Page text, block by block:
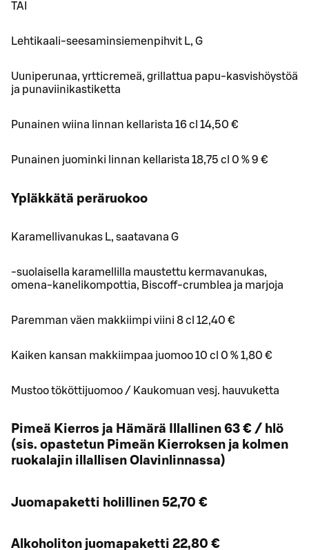
TAI
Lehtikaali-seesaminsiemenpihvit L, G
Uuniperunaa, yrtticremeä, grillattua papu-kasvishöystöä
ja punaviinikastiketta
Punainen wiina linnan kellarista 16 cl 14,50 €
Punainen juominki linnan kellarista 18,75 cl 0 % 9 €
Ypläkkätä peräruokoo
Karamellivanukas L, saatavana G
-suolaisella karamellilla maustettu kermavanukas,
omena-kanelikompottia, Biscoff-crumblea ja marjoja
Paremman väen makkiimpi viini 8 cl 12,40 €
Kaiken kansan makkiimpaa juomoo 10 cl 0 % 1,80 €
Mustoo tököttijuomoo / Kaukomuan vesj. hauvuketta
Pimeä Kierros ja Hämärä Illallinen 63 € / hlö
(sis. opastetun Pimeän Kierroksen ja kolmen
ruokalajin illallisen Olavinlinnassa)
Juomapaketti holillinen 52,70 €
Alkoholiton juomapaketti 22,80 €